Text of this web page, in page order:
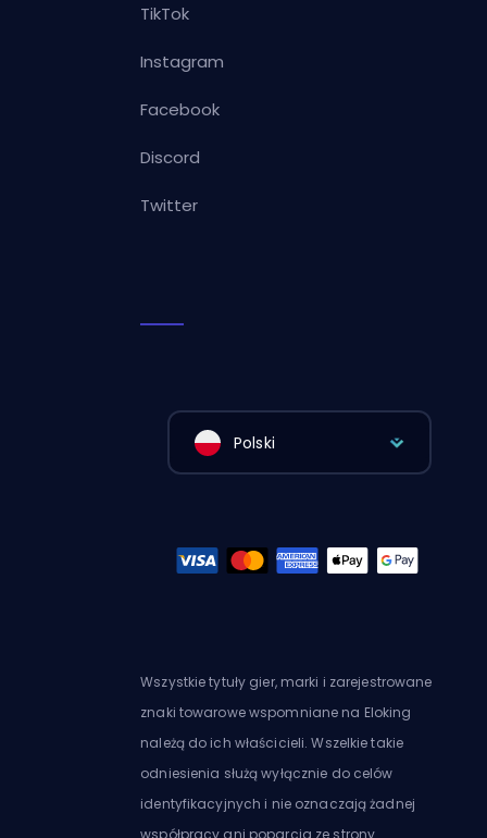
TikTok
Instagram
Facebook
Discord
Twitter
Polski
Wszystkie tytuły gier, marki i zarejestrowane
znaki towarowe wspomniane na Eloking
należą do ich właścicieli. Wszelkie takie
odniesienia służą wyłącznie do celów
identyfikacyjnych i nie oznaczają żadnej